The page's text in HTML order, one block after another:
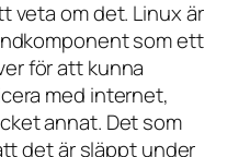
veta om det. Linux är
som ett
för att kunna
med internet,
annat. Det som
det är släppt under